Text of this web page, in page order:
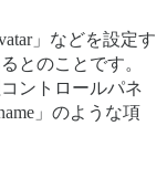
」などを設定す
とのことです。
ントロールパネ
」のような項